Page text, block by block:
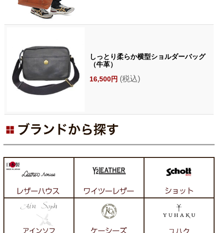
しっとり柔らか横型ショルダーバッグ
（牛革）
16,500円 (税込)